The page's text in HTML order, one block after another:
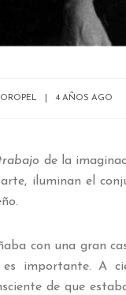
4 AÑOS AGO
de la
iluminan el
con una gran
es importante. A
de que